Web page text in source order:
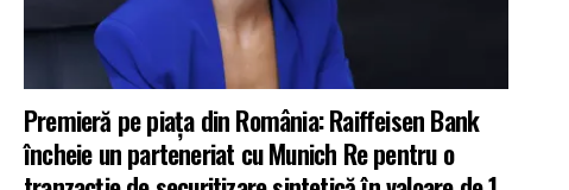
Premieră pe piața din România: Raiffeisen Bank
încheie un parteneriat cu Munich Re pentru o